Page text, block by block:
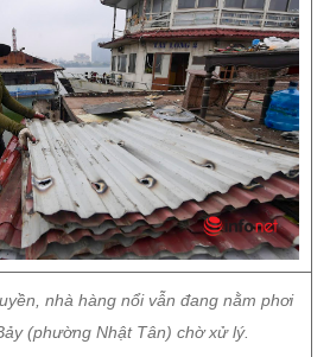
nhà hàng nổi vẫn đang nằm phơi
(phường Nhật Tân) chờ xử lý.